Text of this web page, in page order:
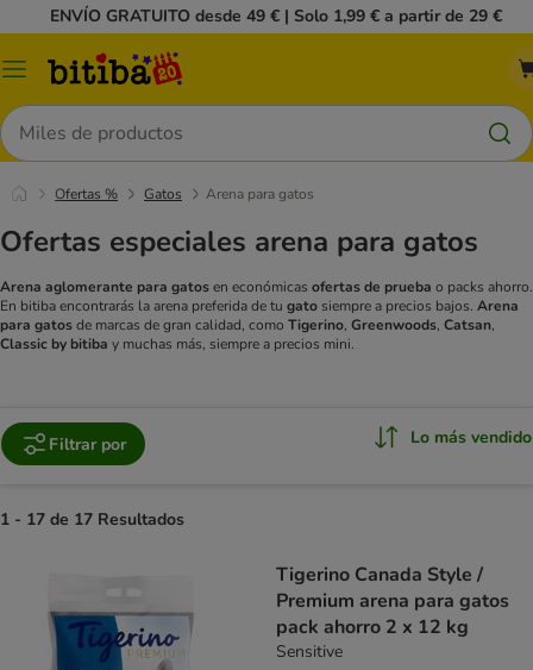
ENVÍO GRATUITO desde 49 € | Solo 1,99 € a partir de 29 €
Menú
Buscar
Ofertas % Gatos Arena para gatos
Ofertas especiales arena para gatos
Arena aglomerante para gatosen económicas ofertas de prueba o packs ahorro.
En bitiba encontrarás la arena preferida de tu gato siempre a precios bajos. Arena
para gatosde marcas de gran calidad, como Tigerino, Greenwoods, Catsan,
Classic by bitiba y muchas más, siempre a precios mini.
Filtrar por Lo más vendido
1 - 17 de 17 Resultados
Tigerino Canada Style /
Premium arena para gatos
pack ahorro 2 x 12 kg
Sensitive